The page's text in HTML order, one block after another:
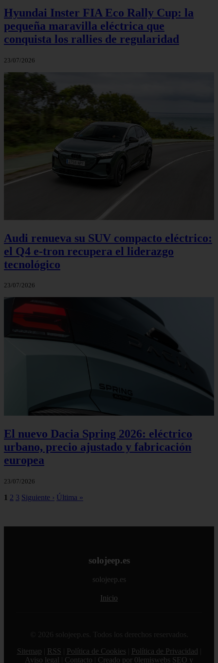
Hyundai Inster FIA Eco Rally Cup: la
pequeña maravilla eléctrica que
conquista los rallies de regularidad
23/07/2026
Audi renueva su SUV compacto eléctrico:
el Q4 e‑tron recupera el liderazgo
tecnológico
23/07/2026
El nuevo Dacia Spring 2026: eléctrico
urbano, precio ajustado y fabricación
europea
23/07/2026
1 2 3 Siguiente › Última »
solojeep.es
solojeep.es
Inicio
© 2026 solojeep.es. Todos los derechos reservados.
Sitemap
RSS Política de Cookies Política de Privacidad
Aviso legal
Contacto Creado por 0lemiswebs SEO y